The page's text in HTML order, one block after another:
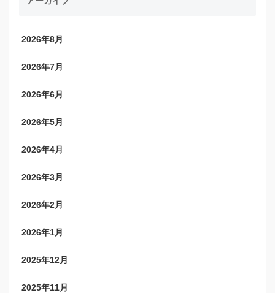
2026年8月
2026年7月
2026年6月
2026年5月
2026年4月
2026年3月
2026年2月
2026年1月
2025年12月
2025年11月